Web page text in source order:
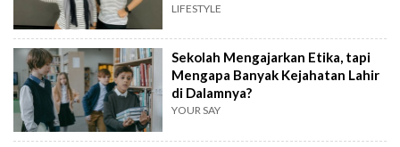
LIFESTYLE
Sekolah Mengajarkan Etika, tapi
Mengapa Banyak Kejahatan Lahir
di Dalamnya?
YOUR SAY